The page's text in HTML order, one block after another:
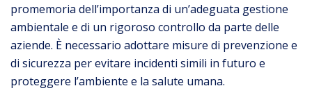
promemoria dell’importanza di un’adeguata gestione
ambientale e di un rigoroso controllo da parte delle
aziende. È necessario adottare misure di prevenzione e
di sicurezza per evitare incidenti simili in futuro e
proteggere l’ambiente e la salute umana.